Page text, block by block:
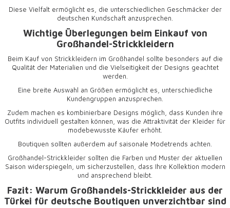
Diese Vielfalt ermöglicht es, die unterschiedlichen Geschmäcker der
deutschen Kundschaft anzusprechen.
Wichtige Überlegungen beim Einkauf von
Großhandel-Strickkleidern
Beim Kauf von Strickkleidern im Großhandel sollte besonders auf die
Qualität der Materialien und die Vielseitigkeit der Designs geachtet
werden.
Eine breite Auswahl an Größen ermöglicht es, unterschiedliche
Kundengruppen anzusprechen.
Zudem machen es kombinierbare Designs möglich, dass Kunden ihre
Outfits individuell gestalten können, was die Attraktivität der Kleider für
modebewusste Käufer erhöht.
Boutiquen sollten außerdem auf saisonale Modetrends achten.
Großhandel-Strickkleider sollten die Farben und Muster der aktuellen
Saison widerspiegeln, um sicherzustellen, dass Ihre Kollektion modern
und ansprechend bleibt.
Fazit: Warum Großhandels-Strickkleider aus der
Türkei für deutsche Boutiquen unverzichtbar sind